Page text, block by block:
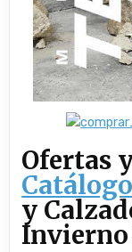
Ofertas
Catálogo
y
Invierno